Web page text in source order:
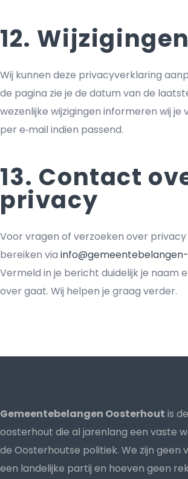
12. Wijzigingen
Wij kunnen deze privacyverklaring
de pagina zie je de datum van de
wezenlijke wijzigingen informeren wij je
per e‑mail indien passend.
13. Contact
privacy
Voor vragen of verzoeken over privacy
bereiken via
Vermeld in je bericht duidelijk je naam
over gaat. Wij helpen je graag verder.
Gemeentebelangen Oosterhout is
oosterhout die al jarenlang een vaste
de Oosterhoutse politiek. We zijn geen
een landelijke partij en hoeven geen